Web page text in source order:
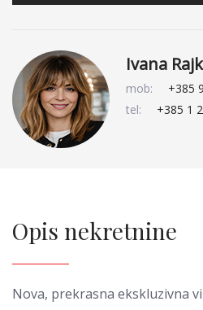
Ivana
mob:
+385
tel:
+385 1
Opis nekretnine
Nova, prekrasna ekskluzivna